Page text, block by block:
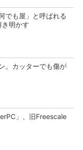
でも屋」と呼ばれる
明かす
。カッターでも傷が
」、旧Freescale